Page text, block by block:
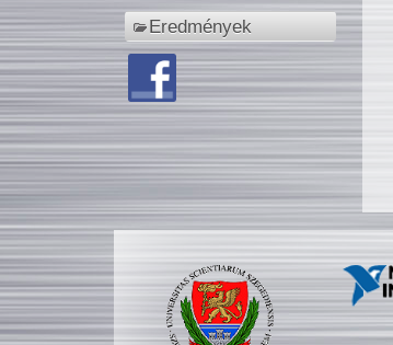
Eredmények